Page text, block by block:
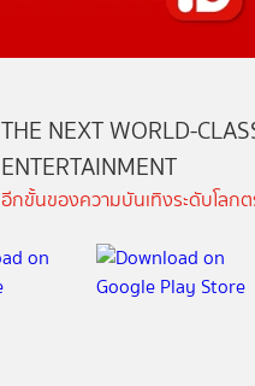
THE NEXT WORLD-
ENTERTAINMENT
อีกขั้นของความบันเทิงระดับโลก